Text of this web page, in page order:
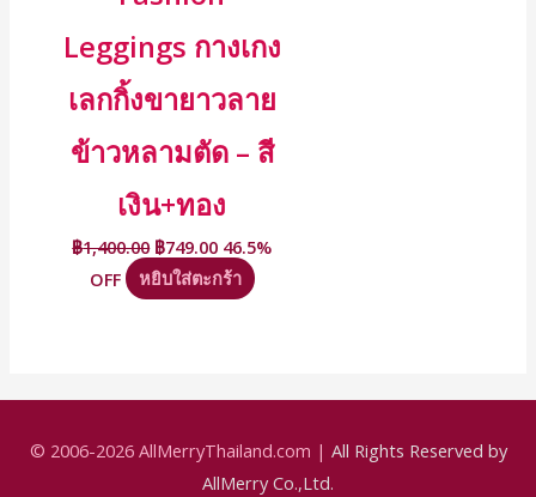
Leggings กางเกง
เลกกิ้งขายาวลาย
ข้าวหลามตัด – สี
เงิน+ทอง
฿1,400.00 ฿749.00 46.5%
OFF
หยิบใส่ตะกร้า
© 2006-2026 AllMerryThailand.com | All Rights Reserved by
AllMerry Co.,Ltd.